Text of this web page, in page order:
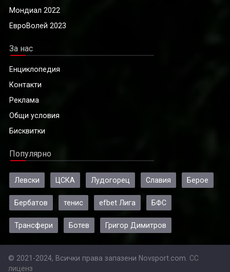
Мондиал 2022
ЕвроВолей 2023
За нас
Енциклопедия
Контакти
Реклама
Общи условия
Бисквитки
Популярно
Левски ЦСКА Лудогорец Славия Берое
Бербатов тенис efbet Лига БФС
Трансфери Ботев Григор Димитров
© 2021-2024, Всички права запазени Novsport.com. CC
лиценз